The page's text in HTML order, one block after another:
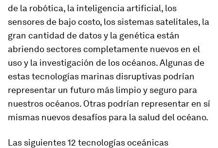
de la robótica, la inteligencia artificial, los
sensores de bajo costo, los sistemas satelitales, la
gran cantidad de datos y la genética están
abriendo sectores completamente nuevos en el
uso y la investigación de los océanos. Algunas de
estas tecnologías marinas disruptivas podrían
representar un futuro más limpio y seguro para
nuestros océanos. Otras podrían representar en sí
mismas nuevos desafíos para la salud del océano.
Las siguientes 12 tecnologías oceánicas